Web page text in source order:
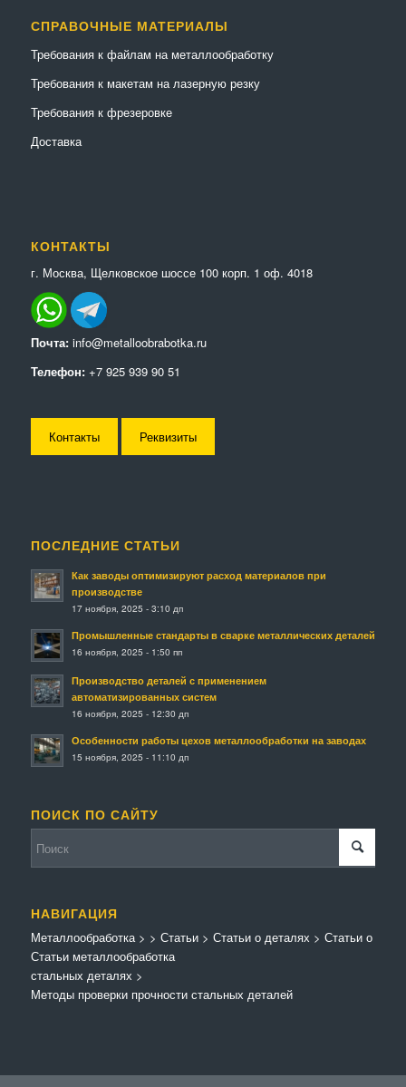
СПРАВОЧНЫЕ МАТЕРИАЛЫ
Требования к файлам на металлообработку
Требования к макетам на лазерную резку
Требования к фрезеровке
Доставка
КОНТАКТЫ
г. Москва, Щелковское шоссе 100 корп. 1 оф. 4018
Почта: info@metalloobrabotka.ru
Телефон: +7 925 939 90 51
Контакты Реквизиты
ПОСЛЕДНИЕ СТАТЬИ
Как заводы оптимизируют расход материалов при
производстве
17 ноября, 2025 - 3:10 дп
Промышленные стандарты в сварке металлических деталей
16 ноября, 2025 - 1:50 пп
Производство деталей с применением
автоматизированных систем
16 ноября, 2025 - 12:30 дп
Особенности работы цехов металлообработки на заводах
15 ноября, 2025 - 11:10 дп
ПОИСК ПО САЙТУ
НАВИГАЦИЯ
Металлообработка>
Статьи металлообработка
> Статьи> Статьи о деталях > Статьи о
стальных деталях >
Методы проверки прочности стальных деталей